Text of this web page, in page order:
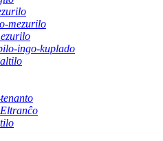
mezurilo
ingo-kuplado